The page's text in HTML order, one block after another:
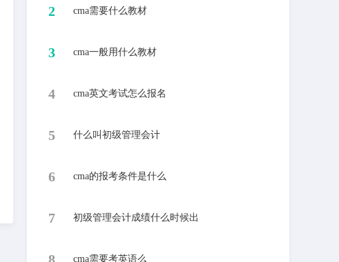
2 cma需要什么教材
3 cma一般用什么教材
4 cma英文考试怎么报名
5 什么叫初级管理会计
6 cma的报考条件是什么
7 初级管理会计成绩什么时候出
cma需要考英语么